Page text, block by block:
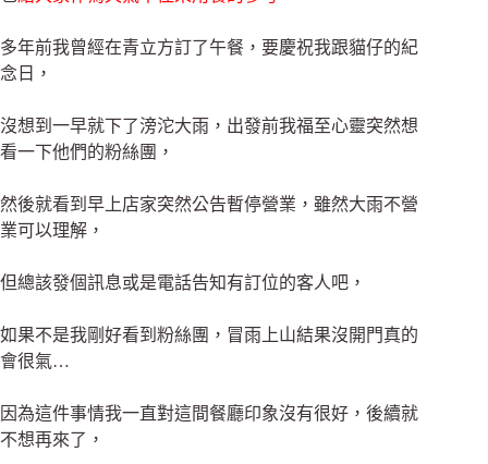
多年前我曾經在青立方訂了午餐，要慶祝我跟貓仔的紀
念日，
沒想到一早就下了滂沱大雨，出發前我福至心靈突然想
看一下他們的粉絲團，
然後就看到早上店家突然公告暫停營業， 雖然大雨不營
業可以理解，
但總該發個訊息或是電話告知有訂位的客人吧，
如果不是我剛好看到粉絲團，冒雨上山結果沒開門真的
會很氣…
因為這件事情我一直對這間餐廳印象沒有很好，後續就
不想再來了，